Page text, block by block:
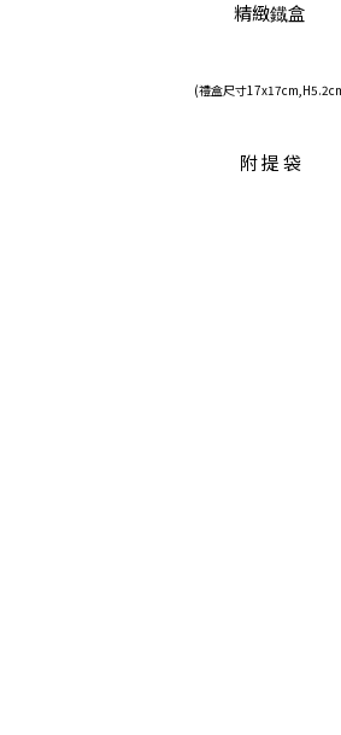
精緻鐡盒
(禮盒尺寸
附 提 袋